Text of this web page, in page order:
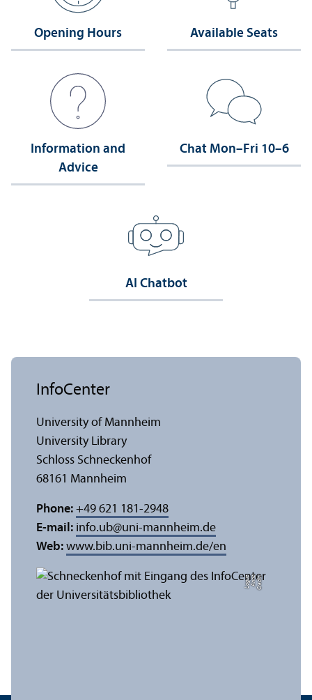
Opening Hours Available Seats
Information and
Advice
Chat Mon–Fri 10–6
AI Chatbot
C
r
e
di
t:
A
n
n
a
L
o
g
u
e
InfoCenter
University of Mannheim
University Library
Schloss Schneckenhof
68161 Mannheim
Phone: +49 621 181-2948
E-mail: info.ub@uni-mannheim.de
Web: www.bib.uni-mannheim.de/en